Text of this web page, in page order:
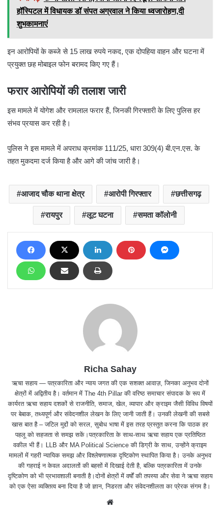
हॉस्पिटल में विधायक डॉ संपत अग्रवाल ने किया ध्वजारोहण,दी
शुभकामनाएं
इन आरोपियों के कब्जे से 15 लाख रुपये नकद, एक दोपहिया वाहन और घटना में
प्रयुक्त छह मोबाइल फोन बरामद किए गए हैं।
फरार आरोपियों की तलाश जारी
इस मामले में योगेश और रामलाल फरार हैं, जिनकी गिरफ्तारी के लिए पुलिस हर
संभव प्रयास कर रही है।
पुलिस ने इस मामले में अपराध क्रमांक 111/25, धारा 309(4) बी.एन.एस. के
तहत मुकदमा दर्ज किया है और आगे की जांच जारी है।
आजाद चौक थाना क्षेत्र आरोपी गिरफ्तार छत्तीसगढ़
रायपुर लूट घटना समता कॉलोनी
Richa Sahay
ऋचा सहाय — पत्रकारिता और न्याय जगत की एक सशक्त आवाज़, जिनका अनुभव दोनों
क्षेत्रों में अद्वितीय है। वर्तमान में The 4th Pillar की वरिष्ठ समाचार संपादक के रूप में
कार्यरत ऋचा सहाय दशकों से राजनीति, समाज, खेल, व्यापार और क्राइम जैसी विविध विषयों
पर बेबाक, तथ्यपूर्ण और संवेदनशील लेखन के लिए जानी जाती हैं। उनकी लेखनी की सबसे
खास बात है – जटिल मुद्दों को सरल, सुबोध भाषा में इस तरह प्रस्तुत करना कि पाठक हर
पहलू को सहजता से समझ सकें।पत्रकारिता के साथ-साथ ऋचा सहाय एक प्रतिष्ठित
वकील भी हैं। LLB और MA Political Science की डिग्री के साथ, उन्होंने क्राइम
मामलों में गहरी न्यायिक समझ और विश्लेषणात्मक दृष्टिकोण स्थापित किया है। उनके अनुभव
की गहराई न केवल अदालतों की बहसों में दिखाई देती है, बल्कि पत्रकारिता में उनके
दृष्टिकोण को भी प्रभावशाली बनाती है।दोनों क्षेत्रों में वर्षों की तपस्या और सेवा ने ऋचा सहाय
को एक ऐसा व्यक्तित्व बना दिया है जो ज्ञान, निडरता और संवेदनशीलता का प्रेरक संगम है।